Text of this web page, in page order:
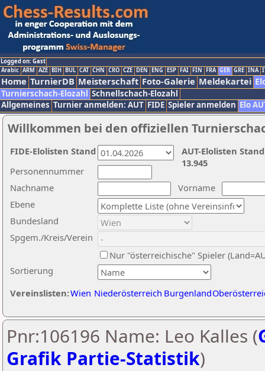
Logged on: Gast
Arabic ARM AZE BIH BUL CAT CHN CRO CZE DEN ENG ESP FAI FIN FRA GER GRE INA
Home TurnierDB Meisterschaft Foto-Galerie Meldekartei
Turnierschach-Elozahl Schnellschach-Elozahl
Allgemeines Turnier anmelden: AUT FIDE Spieler anmelden Elo
Willkommen bei den offiziellen
Nachname
Vorname
Ebene
Sortierung
Personennummer
Bundesland
Spgem./Kreis/Verein
Nur "österreichische" Spieler
Vereinslisten:Wien Niederösterreich Burgenland
AUT-Elolisten
13.945
FIDE-Elolisten Stand
Pnr:106196 Name: Leo Kalles (
Grafik Partie-Statistik)